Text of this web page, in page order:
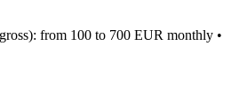
from 100 to 700 EUR monthly •